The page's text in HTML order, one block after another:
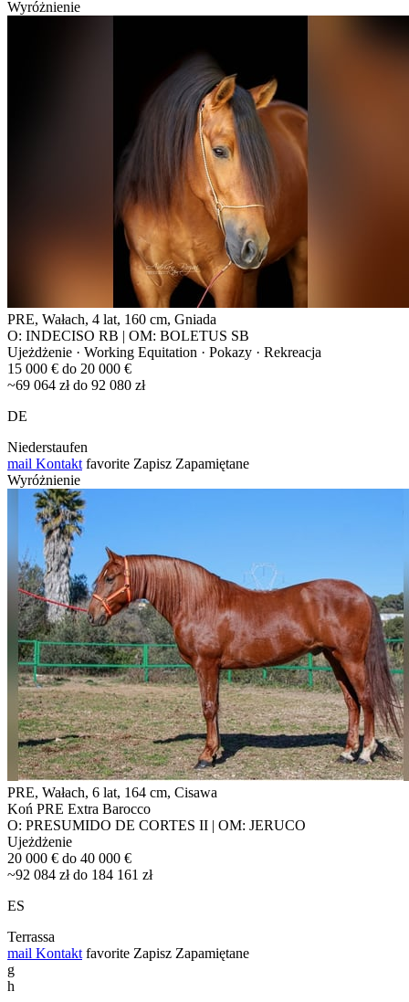
Wyróżnienie
PRE, Wałach, 4 lat, 160 cm, Gniada
O: INDECISO RB | OM: BOLETUS SB
Ujeżdżenie · Working Equitation · Pokazy · Rekreacja
15 000 € do 20 000 €
~69 064 zł do 92 080 zł
DE
Niederstaufen
mail Kontakt favorite Zapisz Zapamiętane
Wyróżnienie
PRE, Wałach, 6 lat, 164 cm, Cisawa
Koń PRE Extra Barocco
O: PRESUMIDO DE CORTES II | OM: JERUCO
Ujeżdżenie
20 000 € do 40 000 €
~92 084 zł do 184 161 zł
ES
Terrassa
mail Kontakt favorite Zapisz Zapamiętane
g
h